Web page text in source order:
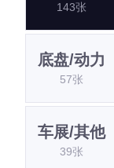
143张
底盘/动力
57张
车展/其他
39张